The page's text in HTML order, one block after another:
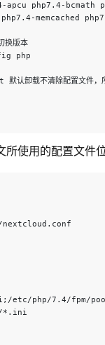
php7.4-bcmath
memcached
换版本
php
默认卸载不清除配置文
所使用的配置文件
nextcloud.conf
etc/php/7.4/fpm/
*.ini